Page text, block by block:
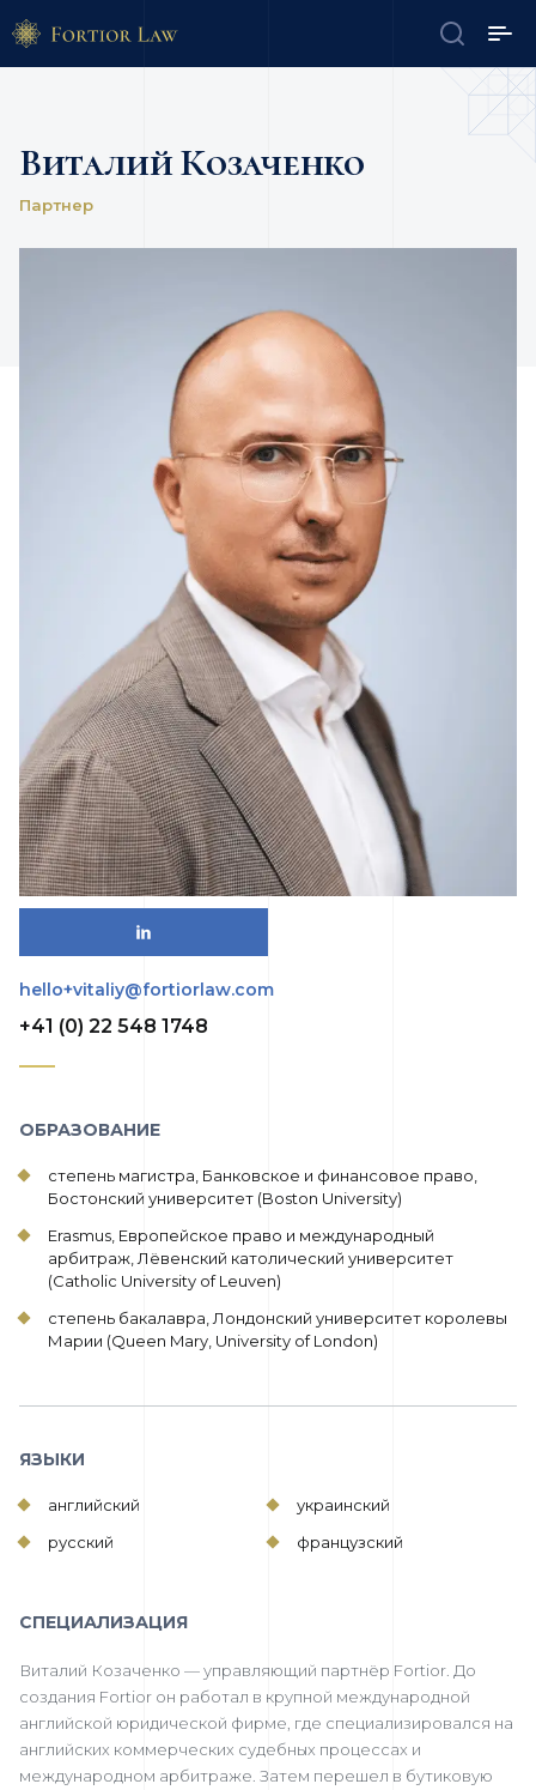
Виталий Козаченко
Партнер
hello+vitaliy@fortiorlaw.com
+41 (0) 22 548 1748
ОБРАЗОВАНИЕ
степень магистра, Банковское и финансовое право,
Бостонский университет (Boston University)
Erasmus, Европейское право и международный
арбитраж, Лёвенский католический университет
(Catholic University of Leuven)
степень бакалавра, Лондонский университет королевы
Марии (Queen Mary, University of London)
ЯЗЫКИ
английский
украинский
русский
французский
СПЕЦИАЛИЗАЦИЯ
Виталий Козаченко — управляющий партнёр Fortior. До
создания Fortior он работал в крупной международной
английской юридической фирме, где специализировался на
английских коммерческих судебных процессах и
международном арбитраже. Затем перешел в бутиковую